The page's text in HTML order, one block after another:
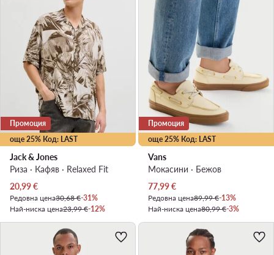
още 25% Код: LAST
Промоция
Jack & Jones
Риза · Кафяв · Relaxed Fit
Актуална цена
20,99€
Редовна цена30,68 €-31%
Най-ниска цена23,99 €-12%
още 25% Код: LAST
Промоция
Vans
Мокасини · Бежов
Актуална цена
77,99€
Редовна цена89,99 €-13%
Най-ниска цена80,99 €-3%